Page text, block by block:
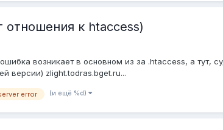
к htaccess)
возникает в основном из за .htaccess, а тут,
версии) zlight.todras.bget.ru...
error (и ещё %d)